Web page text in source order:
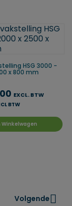
HSG 3000 -
x 800 mm
EXCL. BTW
BTW
Winkelwagen
Volgende